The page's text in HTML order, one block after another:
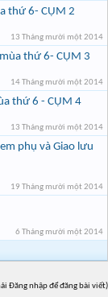
thứ 6- CỤM 2
13 Tháng mười một 2014
thứ 6- CỤM 3
14 Tháng mười một 2014
thứ 6 - CỤM 4
13 Tháng mười một 2014
phụ và Giao lưu
19 Tháng mười một 2014
6 Tháng mười một 2014
Đăng nhập để đăng bài viết)